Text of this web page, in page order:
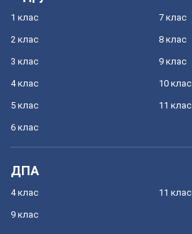
1 клас
2 клас
3 клас
4 клас
5 клас
6 клас
7 клас
8 клас
9 клас
10 клас
11 клас
ДПА
4 клас
9 клас
11 клас